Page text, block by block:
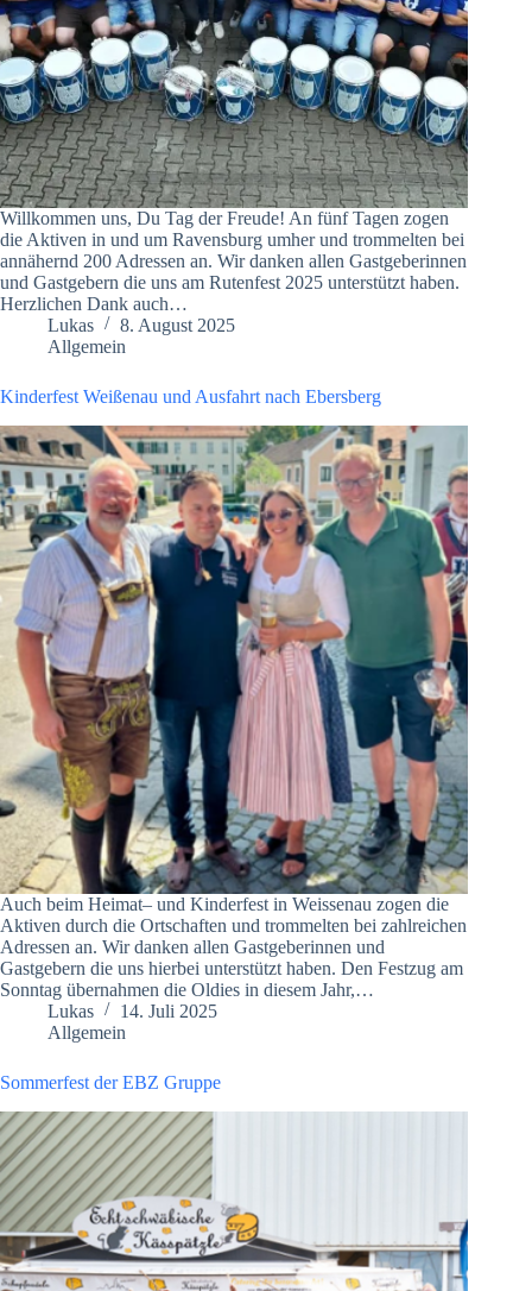
Willkommen uns, Du Tag der Freude! An fünf Tagen zogen
die Aktiven in und um Ravensburg umher und trommelten bei
annähernd 200 Adressen an. Wir danken allen Gastgeberinnen
und Gastgebern die uns am Rutenfest 2025 unterstützt haben.
Herzlichen Dank auch…
Lukas
8. August 2025
Allgemein
Kinderfest Weißenau und Ausfahrt nach Ebersberg
Auch beim Heimat– und Kinderfest in Weissenau zogen die
Aktiven durch die Ortschaften und trommelten bei zahlreichen
Adressen an. Wir danken allen Gastgeberinnen und
Gastgebern die uns hierbei unterstützt haben. Den Festzug am
Sonntag übernahmen die Oldies in diesem Jahr,…
Lukas
14. Juli 2025
Allgemein
Sommerfest der EBZ Gruppe